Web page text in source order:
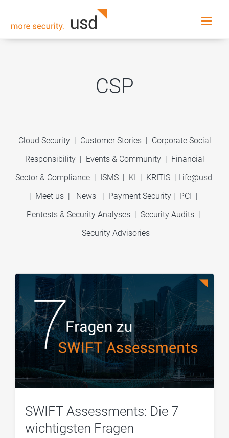
CSP
Cloud Security | Customer Stories| Corporate Social
Responsibility| Events & Community | Financial
Sector & Compliance| ISMS| KI | KRITIS| Life@usd
| Meet us | News | Payment Security | PCI |
Pentests & Security Analyses | Security Audits |
Security Advisories
SWIFT Assessments: Die 7
wichtigsten Fragen